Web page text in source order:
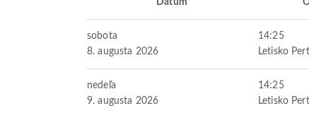
Dátum
sobota
8. augusta 2026
14:25
Letisko
nedeľa
9. augusta 2026
14:25
Letisko